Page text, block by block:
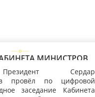
МИНИСТРОВ
Сердар
провёл по цифровой
заседание Кабинета